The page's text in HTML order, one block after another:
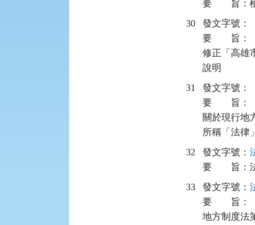
要
旨：
30
發文字號：
要
旨：
修正「高雄
說明
31
發文字號：
要
旨：
關於現行地
所稱「法律
32
發文字號：
要
旨：
33
發文字號：
要
旨：
地方制度法